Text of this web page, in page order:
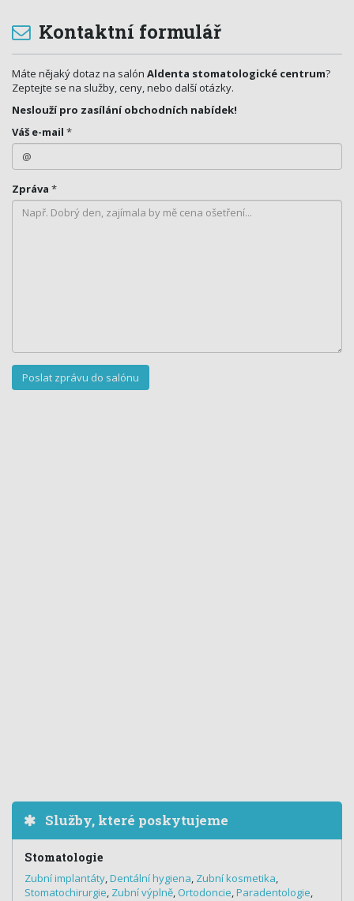
Kontaktní formulář
Máte nějaký dotaz na salón Aldenta stomatologické centrum?
Zeptejte se na služby, ceny, nebo další otázky.
Neslouží pro zasílání obchodních nabídek!
Váš e-mail *
Zpráva *
Služby, které poskytujeme
Stomatologie
Zubní implantáty,Dentální hygiena, Zubní kosmetika,
Stomatochirurgie, Zubní výplně, Ortodoncie,Paradentologie,